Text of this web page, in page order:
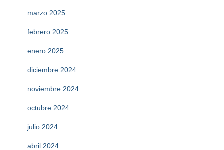
marzo 2025
febrero 2025
enero 2025
diciembre 2024
noviembre 2024
octubre 2024
julio 2024
abril 2024